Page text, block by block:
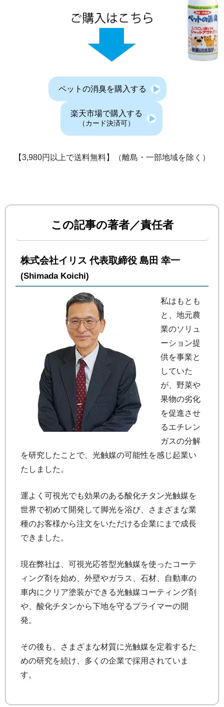
ペットの消臭を購入する
楽天市場で購入する
（カード決済可）
【3,980円以上で送料無料】（離島・一部地域を除く）
この記事の著者／責任者
株式会社イリス 代表取締役 島田 幸一
(Shimada Koichi)
私はもとも
と、地元農
業のソリュ
ーション提
供を事業と
していた
が、野菜や
果物の劣化
を促進させ
るエチレン
ガスの分解
を研究したことで、光触媒の可能性を感じ起業い
たしました。
運よく可視光でも効果のある酸化チタン光触媒を
世界で初めて開発して脚光を浴び、さまざまな業
種のお客様から注文をいただける企業にまで成長
できました。
現在弊社は、可視光応答型光触媒を使ったコーテ
ィング剤を始め、外壁やガラス、石材、自動車の
車内にクリア塗装ができる光触媒コーティング剤
や、酸化チタンから下地を守るプライマーの開
発。
その後も、さまざまな材質に光触媒を定着するた
めの研究を続け、多くの企業で採用されていま
す。